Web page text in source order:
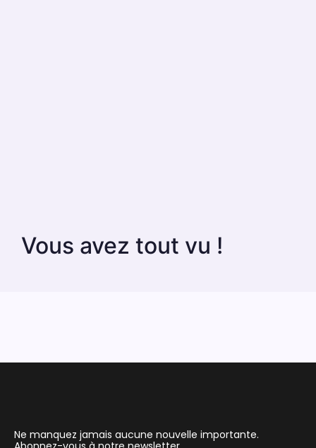
Vous avez tout vu !
Ne manquez jamais aucune nouvelle importante.